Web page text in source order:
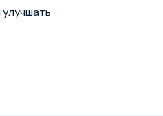
системы. По рекомендации,
Менеджеры
условия подключения к К+,
решение по цене и
все, и бухгалтерия и
- менеджеры